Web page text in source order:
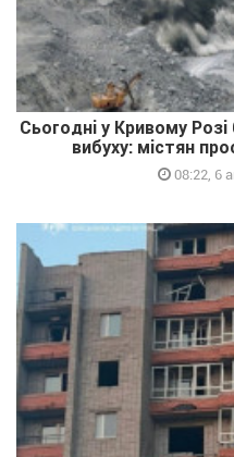
Сьогодні у Кривому
вибуху: містян
08:22, 6